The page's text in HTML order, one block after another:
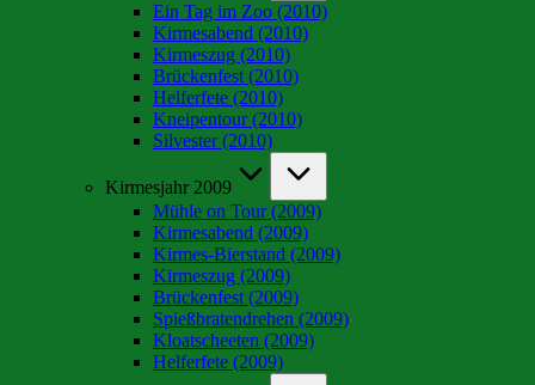
Ein Tag im Zoo (2010)
Kirmesabend (2010)
Kirmeszug (2010)
Brückenfest (2010)
Helferfete (2010)
Kneipentour (2010)
Silvester (2010)
Kirmesjahr 2009
Mühle on Tour (2009)
Kirmesabend (2009)
Kirmes-Bierstand (2009)
Kirmeszug (2009)
Brückenfest (2009)
Spießbratendrehen (2009)
Kloatscheeten (2009)
Helferfete (2009)